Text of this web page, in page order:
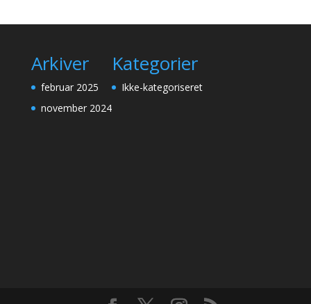
Arkiver
februar 2025
november 2024
Kategorier
Ikke-kategoriseret